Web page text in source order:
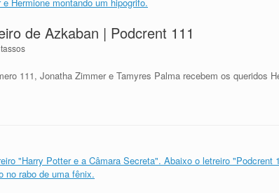
de Azkaban | Podcrent 111
111, Jonatha Zimmer e Tamyres Palma recebem os queridos